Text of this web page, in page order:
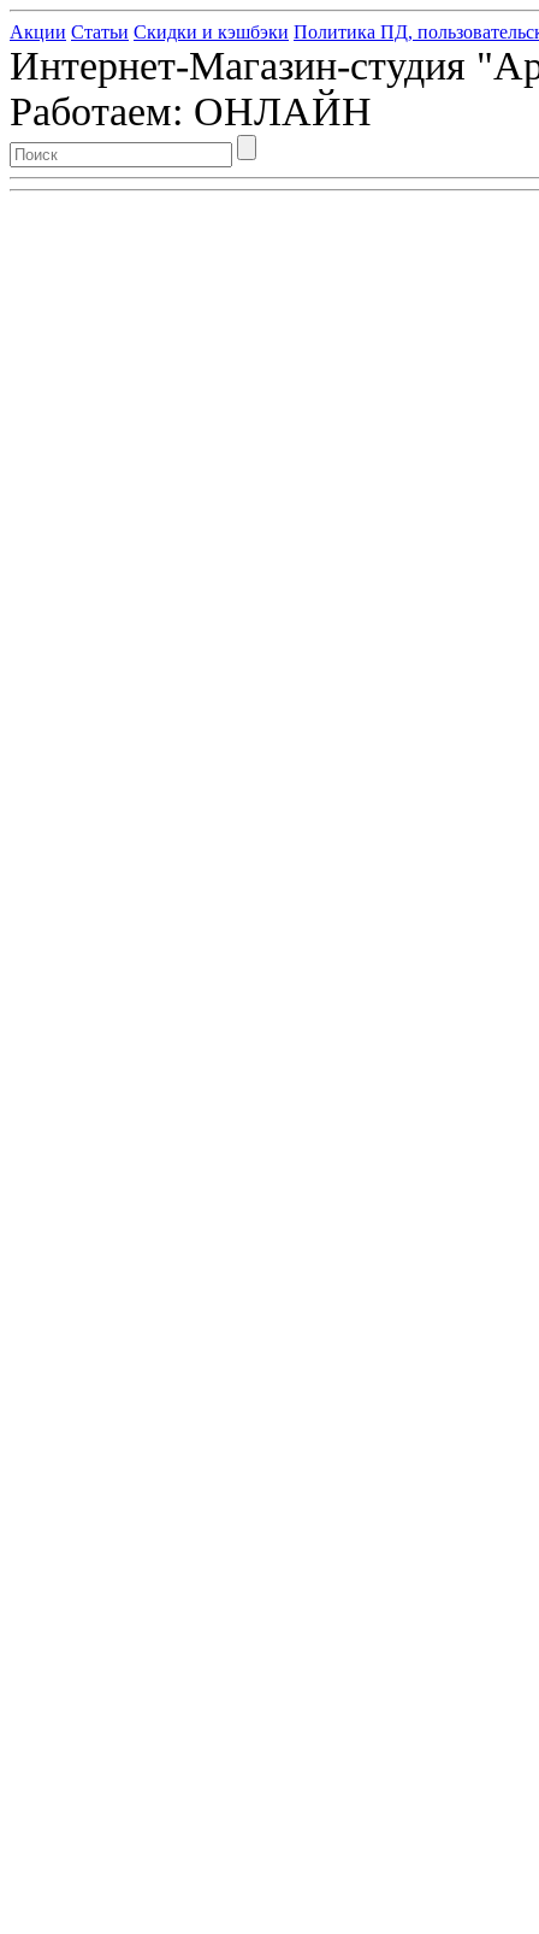
Акции Статьи Скидки и кэшбэки Политика ПД,
Интернет-Магазин-студия
Работаем: ОНЛАЙН